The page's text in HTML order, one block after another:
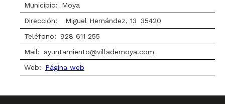
Municipio:
Moya
Dirección:
Miguel Hernández, 13 35420
Teléfono:
928 611 255
Mail:
ayuntamiento@villademoya.com
Web:
Página web